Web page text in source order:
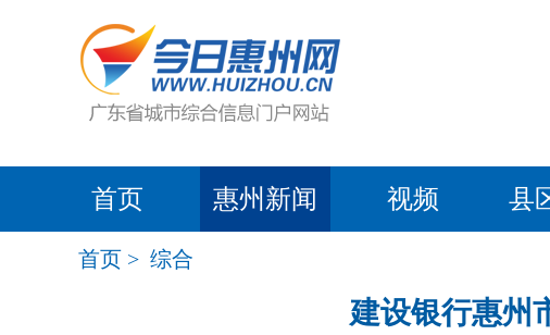
首页 惠州新闻 视频 县
首页 > 综合
建设银行惠州